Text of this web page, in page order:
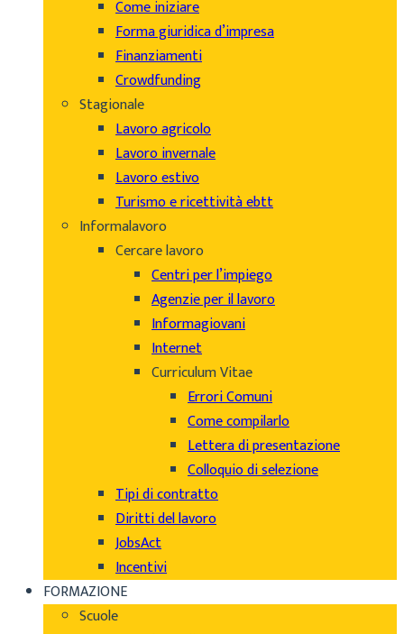
Come iniziare
Forma giuridica d’impresa
Finanziamenti
Crowdfunding
Stagionale
Lavoro agricolo
Lavoro invernale
Lavoro estivo
Turismo e ricettività ebtt
Informalavoro
Cercare lavoro
Centri per l’impiego
Agenzie per il lavoro
Informagiovani
Internet
Curriculum Vitae
Errori Comuni
Come compilarlo
Lettera di presentazione
Colloquio di selezione
Tipi di contratto
Diritti del lavoro
JobsAct
Incentivi
FORMAZIONE
Scuole